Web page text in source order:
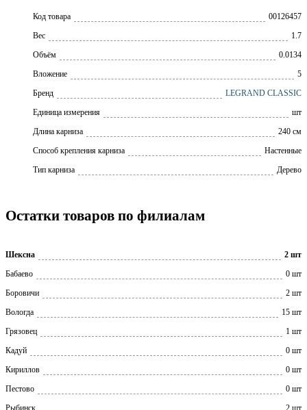
Код товара
00126457
Вес
1.7
Объём
0.0134
Вложение
5
Бренд
LEGRAND CLASSIC
Единица измерения
шт
Длина карниза
240 см
Способ крепления карниза
Настенные
Тип карниза
Дерево
Остатки товаров по филиалам
Шексна
2 шт
Бабаево
0 шт
Боровичи
2 шт
Вологда
15 шт
Грязовец
1 шт
Кадуй
0 шт
Кириллов
0 шт
Пестово
0 шт
Рыбинск
2 шт